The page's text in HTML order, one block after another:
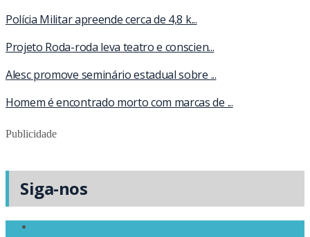
Polícia Militar apreende cerca de 4,8 k...
Projeto Roda-roda leva teatro e conscien...
Alesc promove seminário estadual sobre ...
Homem é encontrado morto com marcas de ...
Publicidade
Siga-nos